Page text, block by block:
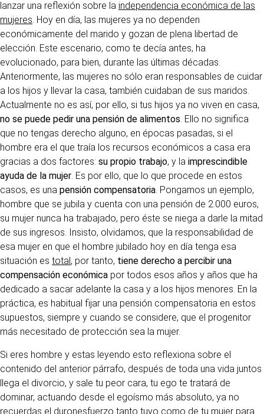
lanzar una reflexión sobre la independencia económica de las
mujeres. Hoy en día, las mujeres ya no dependen
económicamente del marido y gozan de plena libertad de
elección. Este escenario, como te decía antes, ha
evolucionado, para bien, durante las últimas décadas.
Anteriormente, las mujeres no sólo eran responsables de cuidar
a los hijos y llevar la casa, también cuidaban de sus maridos.
Actualmente no es así, por ello, si tus hijos ya no viven en casa,
no se puede pedir una pensión de alimentos. Ello no significa
que no tengas derecho alguno, en épocas pasadas, si el
hombre era el que traía los recursos económicos a casa era
gracias a dos factores: su propio trabajo, y la imprescindible
ayuda de la mujer. Es por ello, que lo que procede en estos
casos, es una pensión compensatoria. Pongamos un ejemplo,
hombre que se jubila y cuenta con una pensión de 2.000 euros,
su mujer nunca ha trabajado, pero éste se niega a darle la mitad
de sus ingresos. Insisto, olvidamos, que la responsabilidad de
esa mujer en que el hombre jubilado hoy en día tenga esa
situación es total , por tanto, tiene derecho a percibir una
compensación económica por todos esos años y años que ha
dedicado a sacar adelante la casa y a los hijos menores. En la
práctica, es habitual fijar una pensión compensatoria en estos
supuestos, siempre y cuando se considere, que el progenitor
más necesitado de protección sea la mujer.
Si eres hombre y estas leyendo esto reflexiona sobre el
contenido del anterior párrafo, después de toda una vida juntos
llega el divorcio, y sale tu peor cara, tu ego te tratará de
dominar, actuando desde el egoísmo más absoluto, ya no
recuerdas el duronesfuerzo tanto tuyo como de tu mujer para